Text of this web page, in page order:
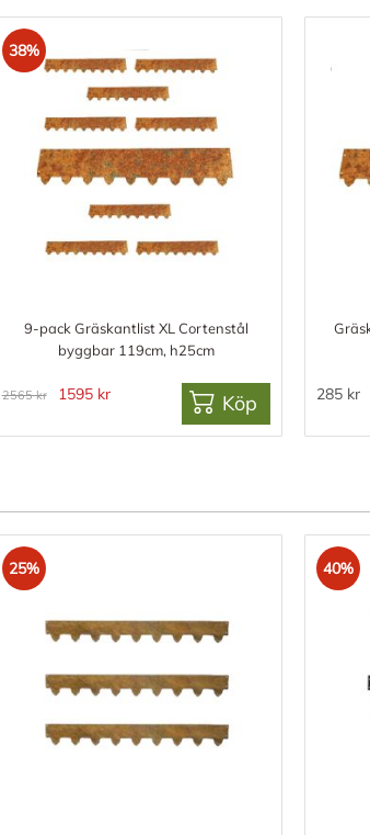
38%
9-pack Gräskantlist XL Cortenstål
byggbar 119cm, h25cm
2565 kr 1595 kr Köp 285 kr
25% 40%